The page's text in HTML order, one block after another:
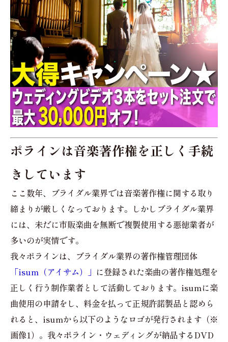
ポラインは音楽著作権を正しく手続
きしています
ここ数年、ブライダル業界では音楽著作権に関する取り
締まりが厳しくなっております。しかしブライダル業界
には、未だに市販楽曲を無断で複製使用する悪徳業者が
多いのが実情です。
我々ポラインは、ブライダル業界の著作権管理団体
「isum（アイサム）」 に登録された楽曲の著作権処理を
正しく行う制作業者として活動しております。isumに楽
曲使用の申請をし、料金を払って正規許諾製品と認めら
れると、isumから以下のようなロゴが発行されます（※
画像1）。我々ポライン・ウェディングが納品するDVD